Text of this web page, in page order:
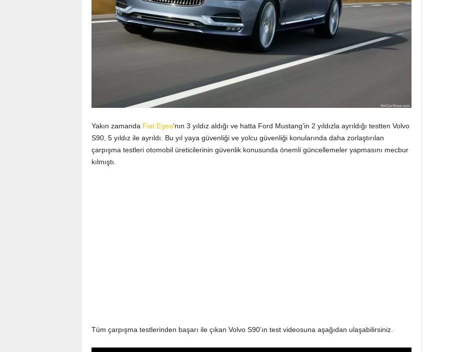
Yakın zamanda Fiat Egea‘nın 3 yıldız aldığı ve hatta Ford Mustang’in 2 yıldızla ayrıldığı testten Volvo
S90, 5 yıldız ile ayrıldı. Bu yıl yaya güvenliği ve yolcu güvenliği konularında daha zorlaştırılan
çarpışma testleri otomobil üreticilerinin güvenlik konusunda önemli güncellemeler yapmasını mecbur
kılmıştı.
Tüm çarpışma testlerinden başarı ile çıkan Volvo S90’ın test videosuna aşağıdan ulaşabilirsiniz.